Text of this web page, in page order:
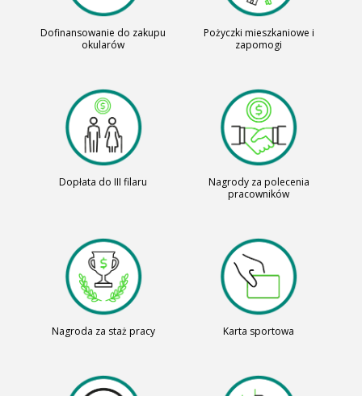
Dofinansowanie do zakupu
okularów
Pożyczki mieszkaniowe i
zapomogi
Dopłata do III filaru
Nagrody za polecenia
pracowników
Nagroda za staż pracy Karta sportowa